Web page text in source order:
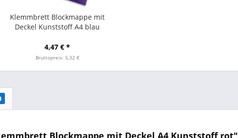
Klemmbrett Blockmappe mit
Deckel Kunststoff A4 blau
4,47 € *
Bruttopreis: 5,32 €
Blockmappe mit Deckel A4 Kunststoff rot"